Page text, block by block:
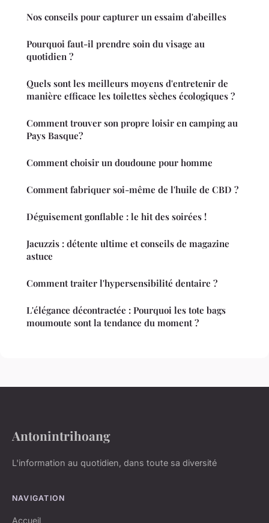
Nos conseils pour capturer un essaim d'abeilles
Pourquoi faut-il prendre soin du visage au
quotidien ?
Quels sont les meilleurs moyens d'entretenir de
manière efficace les toilettes sèches écologiques ?
Comment trouver son propre loisir en camping au
Pays Basque?
Comment choisir un doudoune pour homme
Comment fabriquer soi-même de l'huile de CBD ?
Déguisement gonflable : le hit des soirées !
Jacuzzis : détente ultime et conseils de magazine
astuce
Comment traiter l'hypersensibilité dentaire ?
L'élégance décontractée : Pourquoi les tote bags
moumoute sont la tendance du moment ?
Antonintrihoang
L'information au quotidien, dans toute sa diversité
NAVIGATION
Accueil